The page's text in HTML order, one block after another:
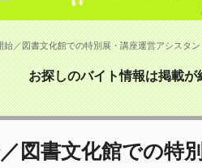
始／図書文化館での特別展・講座運営アシスタ
お探しのバイト情報は掲載が
図書文化館での特